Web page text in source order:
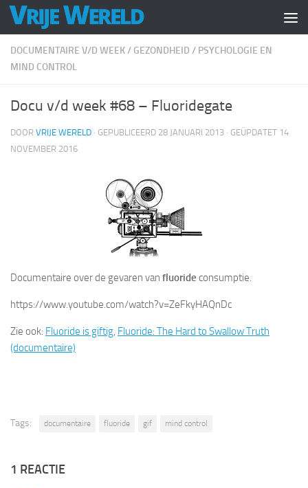
Doorgaan naar inhoud
DOCUMENTAIRE V/D WEEK/ GEZONDHEID / PSYCHOLOGIE EN
MIND CONTROL
Docu v/d week #68 – Fluoridegate
DOOR VRIJE WERELD · GEPUBLICEERD 28 JANUARI 2013 · GEÜPDATET 14
NOVEMBER 2016
Documentaire over de gevaren van fluoride consumptie.
https://www.youtube.com/watch?v=ZeFkyHAQnDc
Zie ook: Fluoride is giftig, Fluoride: The Hard to Swallow Truth
(documentaire)
Tags: documentaire fluoride gif mind control
1 REACTIE